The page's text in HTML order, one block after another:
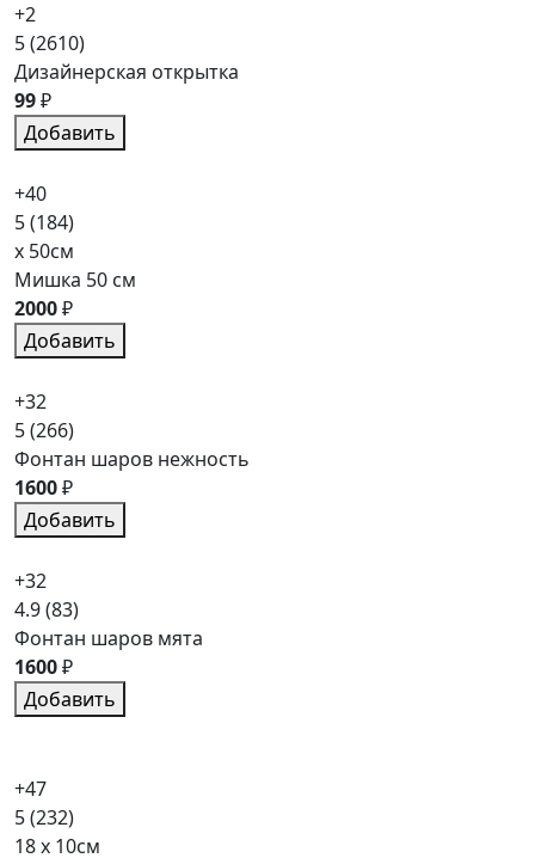
+2
5(2610)
Дизайнерская открытка
99₽
Добавить
+40
5(184)
x 50см
Мишка 50 см
2000₽
Добавить
+32
5(266)
Фонтан шаров нежность
1600₽
Добавить
+32
4.9(83)
Фонтан шаров мята
1600₽
Добавить
+47
5(232)
18 x 10см